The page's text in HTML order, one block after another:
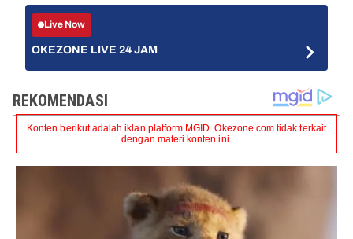
Live Now
OKEZONE LIVE 24 JAM